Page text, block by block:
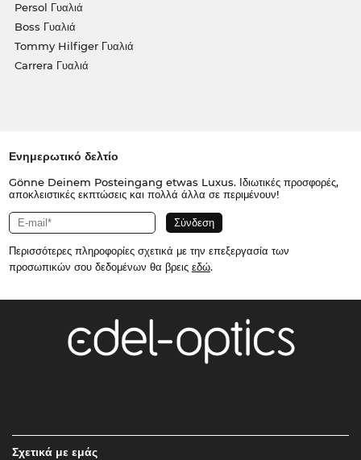
Persol Γυαλιά
Boss Γυαλιά
Tommy Hilfiger Γυαλιά
Carrera Γυαλιά
Ενημερωτικό δελτίο
Gönne Deinem Posteingang etwas Luxus. Ιδιωτικές προσφορές,
αποκλειστικές εκπτώσεις και πολλά άλλα σε περιμένουν!
Περισσότερες πληροφορίες σχετικά με την επεξεργασία των
προσωπικών σου δεδομένων θα βρεις εδώ.
Σχετικά με εμάς